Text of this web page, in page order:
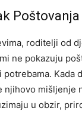
roditelji od
ne pokazuju
potrebama. Kada
njihovo mišljenje
u obzir,